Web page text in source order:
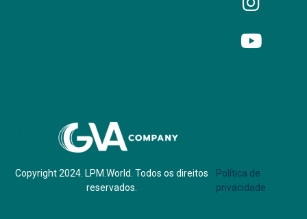
Copyright 2024. LPM.World. Todos os direitos
reservados.
Política de
privacidade.